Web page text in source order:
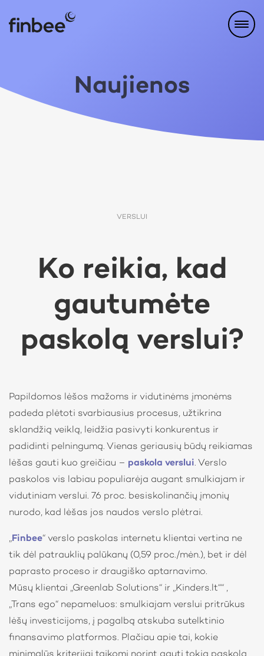
Naujienos
VERSLUI
Ko reikia, kad
gautumėte
paskolą verslui?
Papildomos lėšos mažoms ir vidutinėms įmonėms
padeda plėtoti svarbiausius procesus, užtikrina
sklandžią veiklą, leidžia pasivyti konkurentus ir
padidinti pelningumą. Vienas geriausių būdų reikiamas
lėšas gauti kuo greičiau – paskola verslui. Verslo
paskolos vis labiau populiarėja augant smulkiajam ir
vidutiniam verslui. 76 proc. besiskolinančių įmonių
nurodo, kad lėšas jos naudos verslo plėtrai.
„Finbee“ verslo paskolas internetu klientai vertina ne
tik dėl patrauklių palūkanų (0,59 proc./mėn.), bet ir dėl
paprasto proceso ir draugiško aptarnavimo.
Mūsų klientai „Greenlab Solutions“ ir „Kinders.lt““ ,
„Trans ego“ nepameluos: smulkiajam verslui pritrūkus
lėšų investicijoms, į pagalbą atskuba sutelktinio
finansavimo platformos. Plačiau apie tai, kokie